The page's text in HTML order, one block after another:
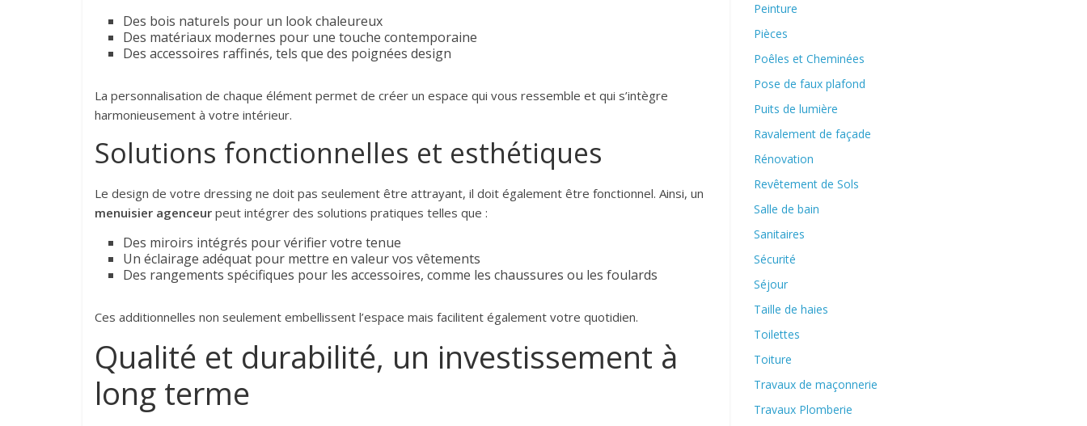
Des bois naturels pour un look chaleureux
Des matériaux modernes pour une touche contemporaine
Des accessoires raffinés, tels que des poignées design
La personnalisation de chaque élément permet de créer un espace qui vous ressemble et qui s’intègre
harmonieusement à votre intérieur.
Solutions fonctionnelles et esthétiques
Le design de votre dressing ne doit pas seulement être attrayant, il doit également être fonctionnel. Ainsi, un
menuisier agenceur peut intégrer des solutions pratiques telles que :
Des miroirs intégrés pour vérifier votre tenue
Un éclairage adéquat pour mettre en valeur vos vêtements
Des rangements spécifiques pour les accessoires, comme les chaussures ou les foulards
Ces additionnelles non seulement embellissent l’espace mais facilitent également votre quotidien.
Qualité et durabilité, un investissement à
long terme
Peinture
Pièces
Poêles et Cheminées
Pose de faux plafond
Puits de lumière
Ravalement de façade
Rénovation
Revêtement de Sols
Salle de bain
Sanitaires
Sécurité
Séjour
Taille de haies
Toilettes
Toiture
Travaux de maçonnerie
Travaux Plomberie